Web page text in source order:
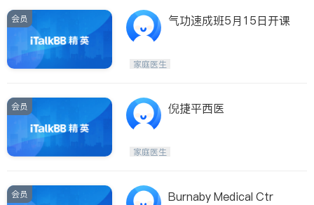
会员 气功速成班5月15日开课
家庭医生
会员 倪捷平西医
家庭医生
会员 Burnaby Medical Ctr